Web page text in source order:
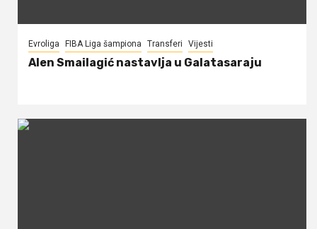
Evroliga FIBA Liga šampiona Transferi Vijesti
Alen Smailagić nastavlja u Galatasaraju